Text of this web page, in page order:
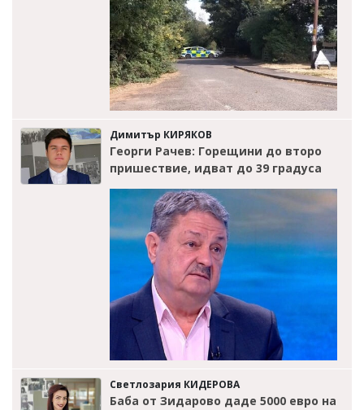
Димитър КИРЯКОВ
Георги Рачев: Горещини до второ
пришествие, идват до 39 градуса
Светлозария КИДЕРОВА
Баба от Зидарово даде 5000 евро на